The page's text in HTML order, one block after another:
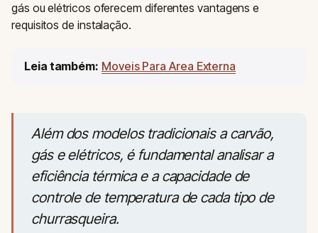
gás ou elétricos oferecem diferentes vantagens e
requisitos de instalação.
Leia também: Moveis Para Area Externa
Além dos modelos tradicionais a carvão,
gás e elétricos, é fundamental analisar a
eficiência térmica e a capacidade de
controle de temperatura de cada tipo de
churrasqueira.